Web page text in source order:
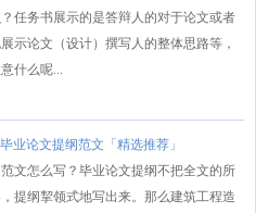
任务书展示的是答辩人的对于论文或者
示论文（设计）撰写人的整体思路等，
什么呢...
业论文提纲范文「精选推荐」
文怎么写？毕业论文提纲不把全文的所
提纲挈领式地写出来。那么建筑工程造